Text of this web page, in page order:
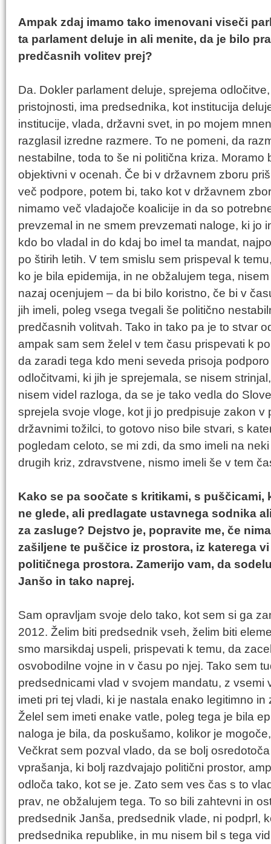
Ampak zdaj imamo tako imenovani viseči
ta parlament deluje in ali menite, da je bilo
predčasnih volitev prej?
Da. Dokler parlament deluje, sprejema
pristojnosti, ima predsednika, kot institucija
institucije, vlada, državni svet, in po mojem
razglasil izredne razmere. To ne pomeni, da
nestabilne, toda to še ni politična kriza. Moramo
objektivni v ocenah. Če bi v državnem zboru
več podpore, potem bi, tako kot v državnem
nimamo več vladajoče koalicije in da so
prevzemal in ne smem prevzemati naloge, ki jo
kdo bo vladal in do kdaj bo imel ta mandat,
po štirih letih. V tem smislu sem prispeval k
ko je bila epidemija, in ne obžalujem tega,
nazaj ocenjujem – da bi bilo koristno, če bi v
jih imeli, poleg vsega tvegali še politično
predčasnih volitvah. Tako in tako pa je to stvar
ampak sam sem želel v tem času prispevati k
da zaradi tega kdo meni seveda prisoja
odločitvami, ki jih je sprejemala, se nisem
nisem videl razloga, da se je tako vedla do
sprejela svoje vloge, kot ji jo predpisuje zakon v
državnimi tožilci, to gotovo niso bile stvari, s
pogledam celoto, se mi zdi, da smo imeli na
drugih kriz, zdravstvene, nismo imeli še v tem
Kako se pa soočate s kritikami, s
ne glede, ali predlagate ustavnega sodnika
za zasluge? Dejstvo je, popravite me, če
zašiljene te puščice iz prostora, iz katerega
političnega prostora. Zamerijo vam, da
Janšo in tako naprej.
Sam opravljam svoje delo tako, kot sem si ga
2012. Želim biti predsednik vseh, želim biti
smo marsikdaj uspeli, prispevati k temu, da
osvobodilne vojne in v času po njej. Tako sem
predsednicami vlad v svojem mandatu, z vsemi
imeti pri tej vladi, ki je nastala enako legitimno
Želel sem imeti enake vatle, poleg tega je bila
naloga je bila, da poskušamo, kolikor je
Večkrat sem pozval vlado, da se bolj
vprašanja, ki bolj razdvajajo politični prostor,
odloča tako, kot se je. Zato sem ves čas s to
prav, ne obžalujem tega. To so bili zahtevni in
predsednik Janša, predsednik vlade, ni podprl,
predsednika republike, in mu nisem bil s tega